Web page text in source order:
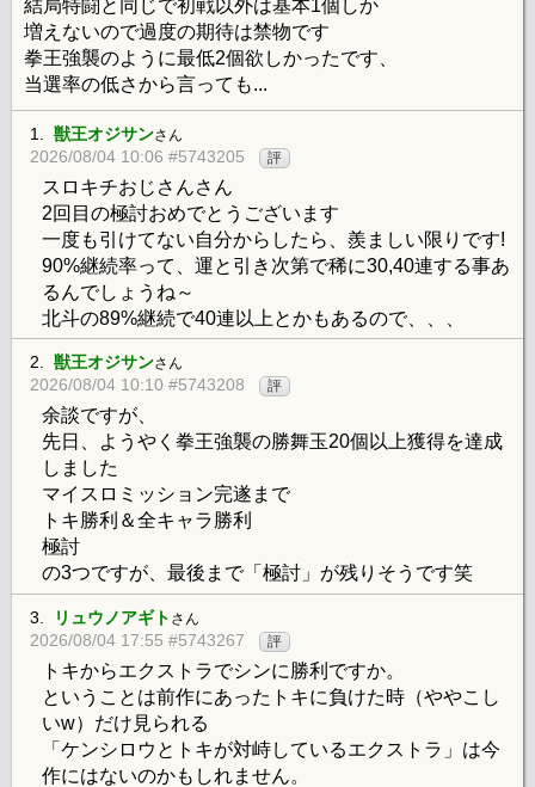
結局特闘と同じで初戦以外は基本1個しか
増えないので過度の期待は禁物です
拳王強襲のように最低2個欲しかったです、
当選率の低さから言っても...
1. 獣王オジサンさん
2026/08/04 10:06 #5743205 評
スロキチおじさんさん
2回目の極討おめでとうございます
一度も引けてない自分からしたら、羨ましい限りです!
90%継続率って、運と引き次第で稀に30,40連する事あ
るんでしょうね～
北斗の89%継続で40連以上とかもあるので、、、
2. 獣王オジサンさん
2026/08/04 10:10 #5743208 評
余談ですが、
先日、ようやく拳王強襲の勝舞玉20個以上獲得を達成
しました
マイスロミッション完遂まで
トキ勝利＆全キャラ勝利
極討
の3つですが、最後まで「極討」が残りそうです笑
3. リュウノアギト さん
2026/08/04 17:55 #5743267 評
トキからエクストラでシンに勝利ですか。
ということは前作にあったトキに負けた時（ややこし
いw）だけ見られる
「ケンシロウとトキが対峙しているエクストラ」は今
作にはないのかもしれません。